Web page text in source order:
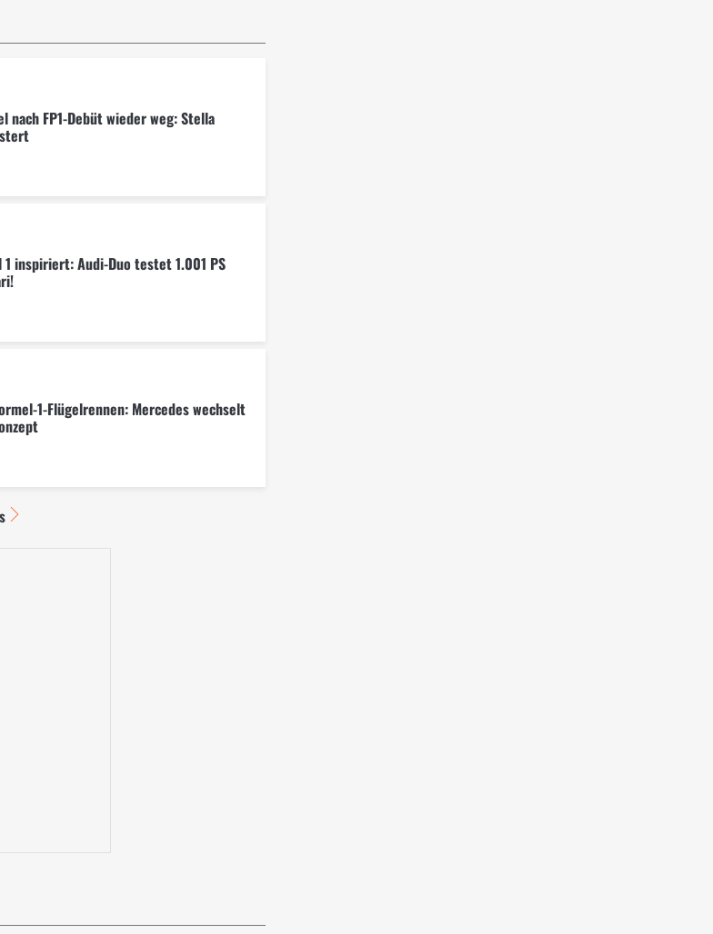
nach FP1-Debüt wieder weg: Stella
1 inspiriert: Audi-Duo testet 1.001 PS
1-Flügelrennen: Mercedes wechselt